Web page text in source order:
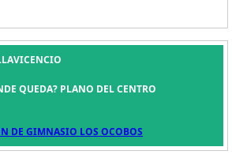
QUEDA? PLANO DEL CENTRO
DE GIMNASIO LOS OCOBOS